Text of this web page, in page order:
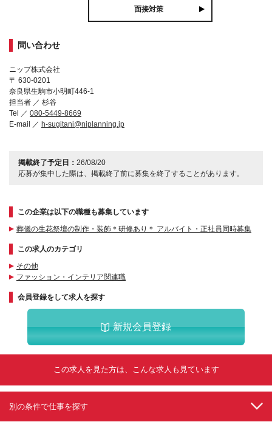
面接対策
問い合わせ
ニップ株式会社
〒 630-0201
奈良県生駒市小明町446-1
担当者 ／ 杉谷
Tel ／ 080-5449-8669
E-mail ／ h-sugitani@niplanning.jp
掲載終了予定日： 26/08/20
応募が集中した際は、掲載終了前に募集を終了することがあります。
この企業は以下の職種も募集しています
葬儀の生花祭壇の制作・装飾＊研修あり＊ アルバイト・正社員同時募集
この求人のカテゴリ
その他
ファッション・インテリア関連職
会員登録をして求人を探す
新規会員登録
この求人を見た方は、こんな求人も見ています
別の条件で仕事を探す